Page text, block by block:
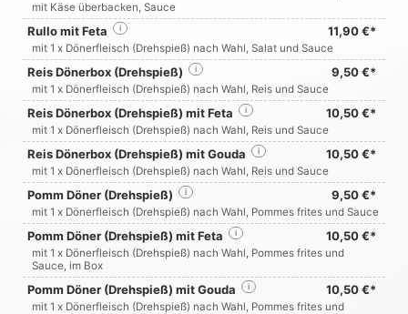
mit Käse überbacken, Sauce
Rullo mit Feta 11,90 €*
i
mit 1 x Dönerfleisch (Drehspieß) nach Wahl, Salat und Sauce
Reis Dönerbox (Drehspieß) 9,50 €*
i
mit 1 x Dönerfleisch (Drehspieß) nach Wahl, Reis und Sauce
Reis Dönerbox (Drehspieß) mit Feta 10,50 €*
i
mit 1 x Dönerfleisch (Drehspieß) nach Wahl, Reis und Sauce
Reis Dönerbox (Drehspieß) mit Gouda 10,50 €*
i
mit 1 x Dönerfleisch (Drehspieß) nach Wahl, Reis und Sauce
Pomm Döner (Drehspieß) 9,50 €*
i
mit 1 x Dönerfleisch (Drehspieß) nach Wahl, Pommes frites und Sauce
Pomm Döner (Drehspieß) mit Feta 10,50 €*
i
mit 1 x Dönerfleisch (Drehspieß) nach Wahl, Pommes frites und
Sauce, im Box
Pomm Döner (Drehspieß) mit Gouda 10,50 €*
i
mit 1 x Dönerfleisch (Drehspieß) nach Wahl, Pommes frites und